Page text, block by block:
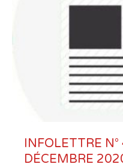
INFOLETTRE
DÉCEMBRE